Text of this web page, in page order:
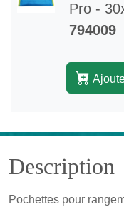
Pro -
794009
Description
Pochettes pour